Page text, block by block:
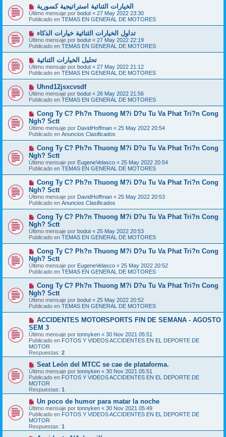
em
e
n
s
a
j
e
N
u
e
v
m
e
n
s
a
j
e
الخيارات الثنائية استراتيجية كسورية
Último mensaje por bodut « 27 May 2022 23:30
Publicado en TEMAS EN GENERAL DE MOTORES
N
u
e
v
m
e
n
s
a
j
e
تداول الخيارات الثنائية خيارات الذكاء
Último mensaje por bodut « 27 May 2022 22:19
Publicado en TEMAS EN GENERAL DE MOTORES
N
u
e
v
o
m
e
n
s
a
j
e
تحليل الخيارات الثنائية
Último mensaje por bodut « 27 May 2022 21:12
Publicado en TEMAS EN GENERAL DE MOTORES
N
u
e
v
m
e
n
s
a
Uhnd12jsxcvsdf
Último mensaje por bodut « 26 May 2022 21:56
Publicado en TEMAS EN GENERAL DE MOTORES
N
e
v
o
m
e
n
s
a
e
Cong Ty C? Ph?n Thuong M?i D?u Tu Va Phat Tri?n Cong
Ngh? Sctt
Último mensaje por DavidHoffman « 25 May 2022 20:54
Publicado en Anuncios Clasificados
N
e
v
o
m
e
n
s
a
e
Cong Ty C? Ph?n Thuong M?i D?u Tu Va Phat Tri?n Cong
Ngh? Sctt
Último mensaje por EugeneVelasco « 25 May 2022 20:54
Publicado en TEMAS EN GENERAL DE MOTORES
N
e
v
o
m
e
n
s
a
e
Cong Ty C? Ph?n Thuong M?i D?u Tu Va Phat Tri?n Cong
Ngh? Sctt
Último mensaje por DavidHoffman « 25 May 2022 20:53
Publicado en Anuncios Clasificados
N
e
v
o
m
e
n
s
a
e
Cong Ty C? Ph?n Thuong M?i D?u Tu Va Phat Tri?n Cong
Ngh? Sctt
Último mensaje por bodut « 25 May 2022 20:53
Publicado en TEMAS EN GENERAL DE MOTORES
N
e
v
o
m
e
n
s
a
Cong Ty C? Ph?n Thuong M?i D?u Tu Va Phat Tri?n Cong
Ngh? Sctt
Último mensaje por EugeneVelasco « 25 May 2022 20:52
Publicado en TEMAS EN GENERAL DE MOTORES
N
e
v
o
m
e
n
s
a
j
e
Cong Ty C? Ph?n Thuong M?i D?u Tu Va Phat Tri?n Cong
Ngh? Sctt
Último mensaje por bodut « 25 May 2022 20:52
Publicado en TEMAS EN GENERAL DE MOTORES
N
u
e
v
o
m
e
n
s
a
j
e
ACCIDENTES MOTORSPORTS FIN DE SEMANA - AGOSTO
SEM 3
Último mensaje por tonnyken « 30 Nov 2021 05:51
Publicado en FOTOS Y VIDEOS ACCIDENTES EN EL DEPORTE DE
MOTOR
Respuestas: 2
N
u
e
v
o
m
e
n
s
a
j
e
Seat León del MTCC se cae de plataforma.
Último mensaje por tonnyken « 30 Nov 2021 05:51
Publicado en FOTOS Y VIDEOS ACCIDENTES EN EL DEPORTE DE
MOTOR
Respuestas: 1
N
u
e
v
o
m
Un poco de humor para matar la noche
Último mensaje por tonnyken « 30 Nov 2021 05:49
Publicado en FOTOS Y VIDEOS ACCIDENTES EN EL DEPORTE DE
MOTOR
Respuestas: 1